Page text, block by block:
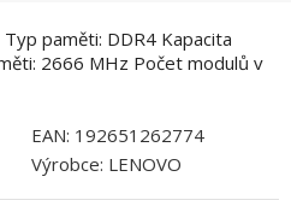
paměti: DDR4 Kapacita
2666 MHz Počet modulů v
EAN: 192651262774
Výrobce: LENOVO